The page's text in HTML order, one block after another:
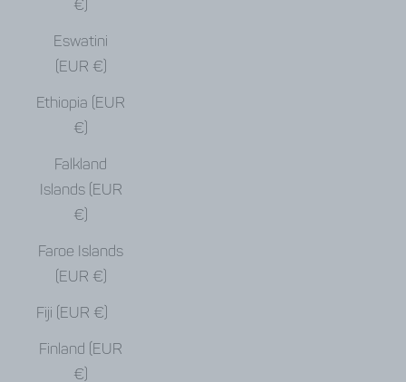
€)
Eswatini
(EUR €)
Ethiopia (EUR
€)
Falkland
Islands (EUR
€)
Faroe Islands
(EUR €)
Fiji (EUR €)
Finland (EUR
€)